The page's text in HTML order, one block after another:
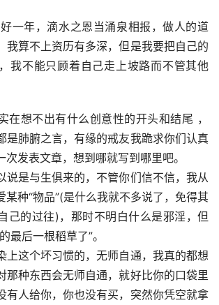
一年，滴水之恩当涌泉相报，做人的道
我算不上资历有多深，但是我要把自己的
我不能只顾着自己走上坡路而不管其他
在想不出有什么创意性的开头和结尾 ，
是肺腑之言，有缘的戒友我跪求你们认真
发表文章，想到哪就写到哪里吧。
说是与生俱来的，不管你们信不信，我从
某种“物品”(是什么我就不多说了，免得其
己的过往)，那时不明白什么是邪淫，但
最后一根稻草了”。
上这个坏习惯的，无师自通，我真的都想
那种东西会无师自通，就好比你的口袋里
有人给你，你也没有买，突然你凭空就拿